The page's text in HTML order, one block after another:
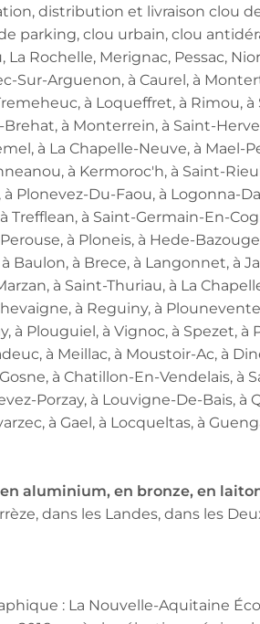
distribution et livraison clou
parking, clou urbain, clou
La Rochelle, Merignac, Pessac,
Sur-Arguenon, à Caurel, à
à Loqueffret, à Rimou,
à Monterrein, à Saint-
à La Chapelle-Neuve, à
à Kermoroc'h, à Saint-
Plonevez-Du-Faou, à Logonna-
Trefflean, à Saint-Germain-En-
à Ploneis, à Hede-
Baulon, à Brece, à Langonnet, à
à Saint-Thuriau, à La
à Reguiny, à
à Plouguiel, à Vignoc, à Spezet,
à Meillac, à Moustoir-Ac, à
à Chatillon-En-Vendelais,
Porzay, à Louvigne-De-Bais,
à Gael, à Locqueltas, à
aluminium, en bronze, en
dans les Landes, dans les
: La Nouvelle-Aquitaine